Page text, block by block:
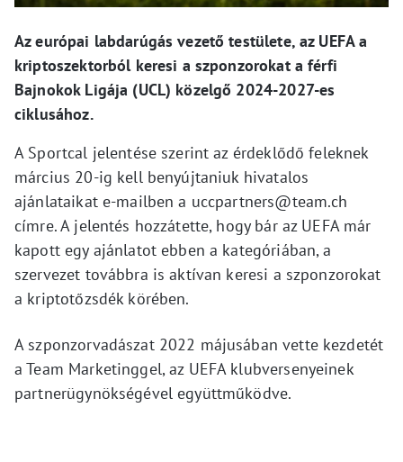
Az európai labdarúgás vezető testülete, az UEFA a
kriptoszektorból keresi a szponzorokat a férfi
Bajnokok Ligája (UCL) közelgő 2024-2027-es
ciklusához.
A Sportcal jelentése szerint az érdeklődő feleknek
március 20-ig kell benyújtaniuk hivatalos
ajánlataikat e-mailben a uccpartners@team.ch
címre. A jelentés hozzátette, hogy bár az UEFA már
kapott egy ajánlatot ebben a kategóriában, a
szervezet továbbra is aktívan keresi a szponzorokat
a kriptotőzsdék körében.
A szponzorvadászat 2022 májusában vette kezdetét
a Team Marketinggel, az UEFA klubversenyeinek
partnerügynökségével együttműködve.